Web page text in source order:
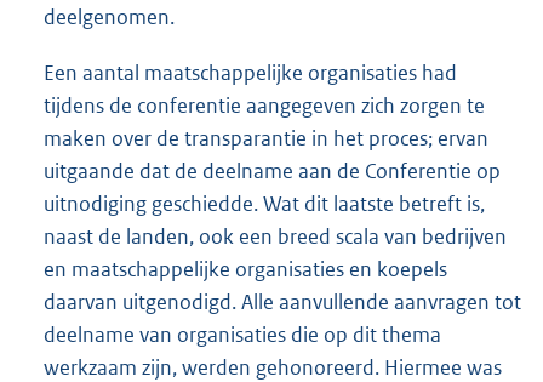
deelgenomen.
Een aantal maatschappelijke organisaties had
tijdens de conferentie aangegeven zich zorgen te
maken over de transparantie in het proces; ervan
uitgaande dat de deelname aan de Conferentie op
uitnodiging geschiedde. Wat dit laatste betreft is,
naast de landen, ook een breed scala van bedrijven
en maatschappelijke organisaties en koepels
daarvan uitgenodigd. Alle aanvullende aanvragen tot
deelname van organisaties die op dit thema
werkzaam zijn, werden gehonoreerd. Hiermee was